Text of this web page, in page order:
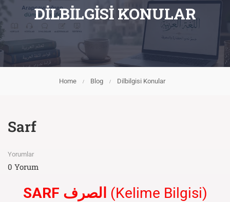
Home Blog Dilbilgisi Konular
DILBILGISI KONULAR
Sarf
Yorumlar
0 Yorum
SARF الصرف (Kelime Bilgisi)